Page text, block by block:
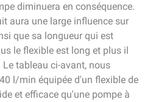
diminuera en conséquence.
aura une large influence sur
que sa longueur qui est
le flexible est long et plus il
Le tableau ci-avant, nous
l/min équipée d'un flexible de
et efficace qu'une pompe à